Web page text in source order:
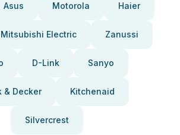
Asus Motorola Haier
Mitsubishi Electric Zanussi
D-Link Sanyo
& Decker Kitchenaid
Silvercrest